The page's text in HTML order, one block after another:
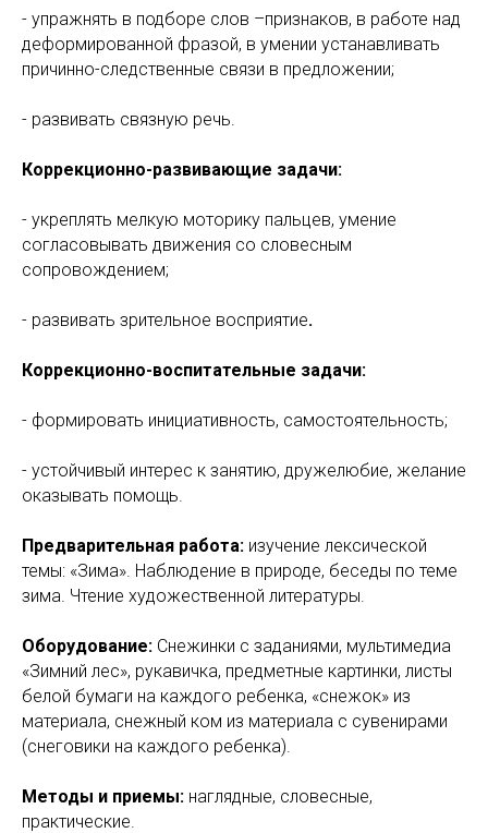
- упражнять в подборе слов –признаков, в работе над
деформированной фразой, в умении устанавливать
причинно-следственные связи в предложении;
- развивать связную речь.
Коррекционно-развивающие задачи:
- укреплять мелкую моторику пальцев, умение
согласовывать движения со словесным
сопровождением;
- развивать зрительное восприятие.
Коррекционно-воспитательные задачи:
- формировать инициативность, самостоятельность;
- устойчивый интерес к занятию, дружелюбие, желание
оказывать помощь.
Предварительная работа: изучение лексической
темы: «Зима». Наблюдение в природе, беседы по теме
зима. Чтение художественной литературы.
Оборудование: Снежинки с заданиями, мультимедиа
«Зимний лес», рукавичка, предметные картинки, листы
белой бумаги на каждого ребенка, «снежок» из
материала, снежный ком из материала с сувенирами
(снеговики на каждого ребенка).
Методы и приемы: наглядные, словесные,
практические.